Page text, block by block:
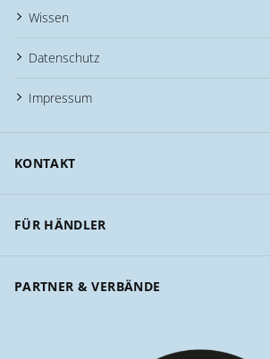
Wissen
Datenschutz
Impressum
KONTAKT
FÜR HÄNDLER
PARTNER & VERBÄNDE